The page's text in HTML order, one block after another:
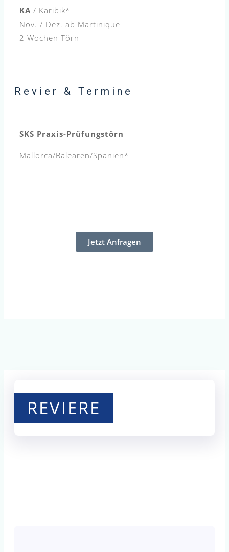
KA / Karibik*
Nov. / Dez. ab Martinique
2 Wochen Törn
Revier & Termine
SKS Praxis-Prüfungstörn
Mallorca/Balearen/Spanien*
Jetzt Anfragen
REVIERE